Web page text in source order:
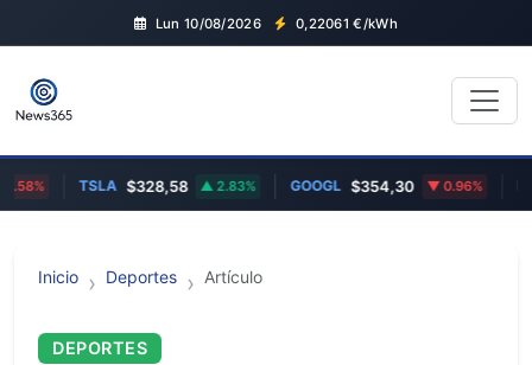
Lun 10/08/2026 0,22061 €/kWh
TSLA $328,58 2.83% GOOGL $354,30 0.96% EUR/
Inicio Deportes Artículo
DEPORTES